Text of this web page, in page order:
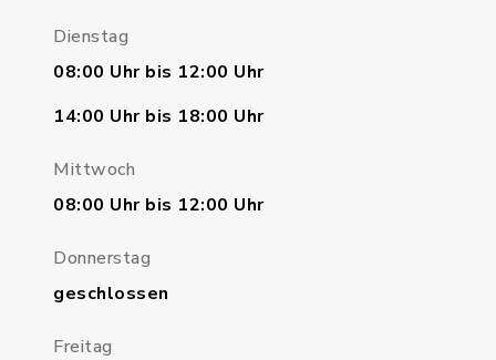
Dienstag
08:00 Uhr bis 12:00 Uhr
14:00 Uhr bis 18:00 Uhr
Mittwoch
08:00 Uhr bis 12:00 Uhr
Donnerstag
geschlossen
Freitag